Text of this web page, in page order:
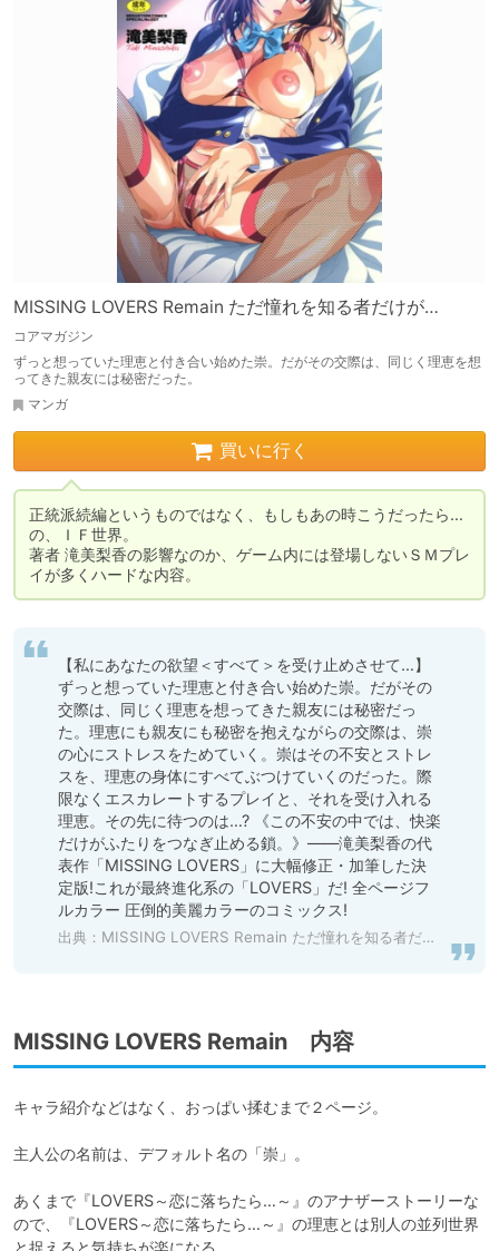
MISSING LOVERS Remain ただ憧れを知る者だけが…
コアマガジン
ずっと想っていた理恵と付き合い始めた崇。だがその交際は、同じく理恵を想
ってきた親友には秘密だった。
マンガ
買いに行く
正統派続編というものではなく、もしもあの時こうだったら…
の、ＩＦ世界。
著者 滝美梨香の影響なのか、ゲーム内には登場しないＳＭプレ
イが多くハードな内容。
【私にあなたの欲望＜すべて＞を受け止めさせて…】
ずっと想っていた理恵と付き合い始めた崇。だがその
交際は、同じく理恵を想ってきた親友には秘密だっ
た。理恵にも親友にも秘密を抱えながらの交際は、崇
の心にストレスをためていく。崇はその不安とストレ
スを、理恵の身体にすべてぶつけていくのだった。際
限なくエスカレートするプレイと、それを受け入れる
理恵。その先に待つのは…? 《この不安の中では、快楽
だけがふたりをつなぎ止める鎖。》――滝美梨香の代
表作「MISSING LOVERS」に大幅修正・加筆した決
定版!これが最終進化系の「LOVERS」だ! 全ページフ
出典： MISSING LOVERS Remain ただ憧れを知る者だけが… [コアマガジン] | DLsite 成年コミック - R18
MISSING LOVERS Remain 内容
キャラ紹介などはなく、おっぱい揉むまで２ページ。
主人公の名前は、デフォルト名の「崇」。
あくまで『LOVERS～恋に落ちたら…～』のアナザーストーリーな
ので、『LOVERS～恋に落ちたら…～』の理恵とは別人の並列世界